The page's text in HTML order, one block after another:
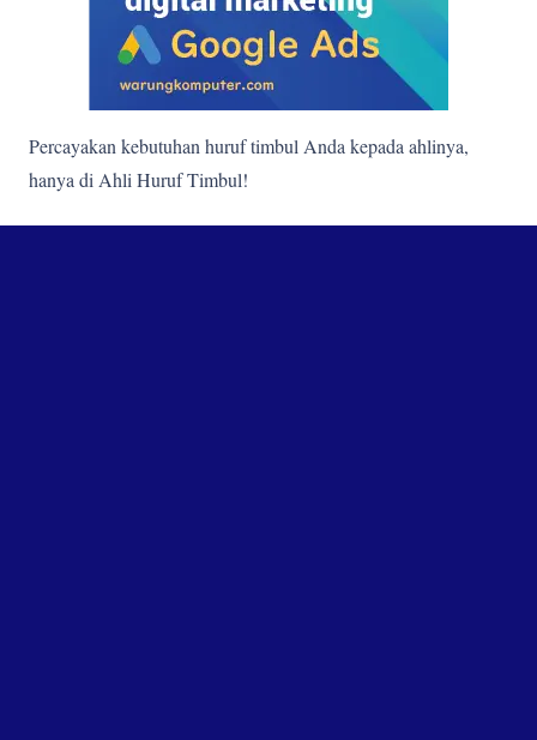
Percayakan kebutuhan huruf timbul Anda kepada ahlinya,
hanya di Ahli Huruf Timbul!